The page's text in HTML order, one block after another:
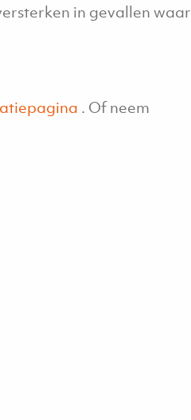
in gevallen waar
. Of neem